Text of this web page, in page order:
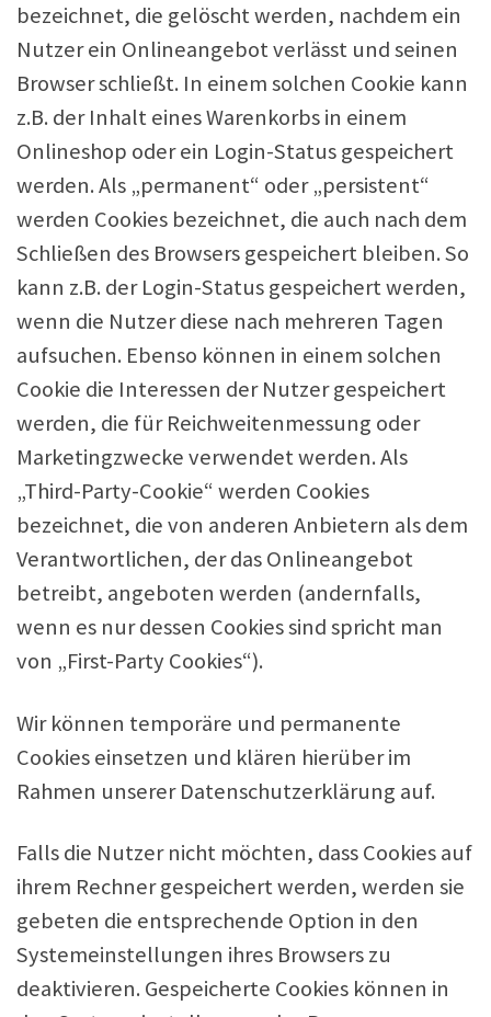
bezeichnet, die gelöscht werden, nachdem ein
Nutzer ein Onlineangebot verlässt und seinen
Browser schließt. In einem solchen Cookie kann
z.B. der Inhalt eines Warenkorbs in einem
Onlineshop oder ein Login-Status gespeichert
werden. Als „permanent“ oder „persistent“
werden Cookies bezeichnet, die auch nach dem
Schließen des Browsers gespeichert bleiben. So
kann z.B. der Login-Status gespeichert werden,
wenn die Nutzer diese nach mehreren Tagen
aufsuchen. Ebenso können in einem solchen
Cookie die Interessen der Nutzer gespeichert
werden, die für Reichweitenmessung oder
Marketingzwecke verwendet werden. Als
„Third-Party-Cookie“ werden Cookies
bezeichnet, die von anderen Anbietern als dem
Verantwortlichen, der das Onlineangebot
betreibt, angeboten werden (andernfalls,
wenn es nur dessen Cookies sind spricht man
von „First-Party Cookies“).
Wir können temporäre und permanente
Cookies einsetzen und klären hierüber im
Rahmen unserer Datenschutzerklärung auf.
Falls die Nutzer nicht möchten, dass Cookies auf
ihrem Rechner gespeichert werden, werden sie
gebeten die entsprechende Option in den
Systemeinstellungen ihres Browsers zu
deaktivieren. Gespeicherte Cookies können in